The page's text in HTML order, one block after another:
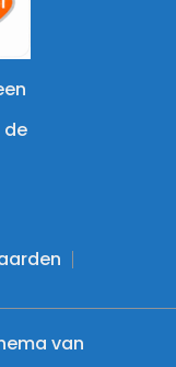
van